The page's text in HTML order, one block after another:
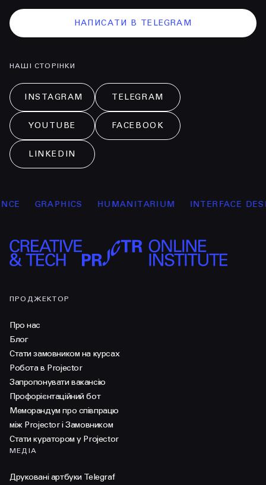
НАПИСАТИ В TELEGRAM
НАШІ СТОРІНКИ
INSTAGRAM TELEGRAM
YOUTUBE FACEBOOK
LINKEDIN
GRAPHICS HUMANITARIUM INTERFACE DESIGN
ПРОДЖЕКТОР
Про нас
Блог
Стати замовником на курсах
Робота в Projector
Запропонувати вакансію
Профорієнтаційний бот
Меморандум про співпрацю
між Projector і Замовником
Стати куратором у Projector
МЕДІА
Друковані артбуки Telegraf